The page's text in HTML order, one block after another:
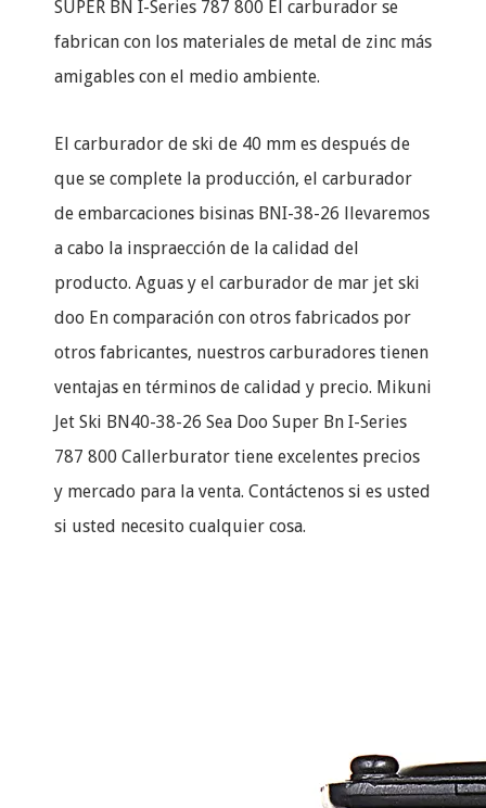
SUPER BN I-Series 787 800 El carburador se
fabrican con los materiales de metal de zinc más
amigables con el medio ambiente.
El carburador de ski de 40 mm es después de
que se complete la producción, el carburador
de embarcaciones bisinas BNI-38-26 llevaremos
a cabo la inspraección de la calidad del
producto. Aguas y el carburador de mar jet ski
doo En comparación con otros fabricados por
otros fabricantes, nuestros carburadores tienen
ventajas en términos de calidad y precio. Mikuni
Jet Ski BN40-38-26 Sea Doo Super Bn I-Series
787 800 Callerburator tiene excelentes precios
y mercado para la venta. Contáctenos si es usted
si usted necesito cualquier cosa.